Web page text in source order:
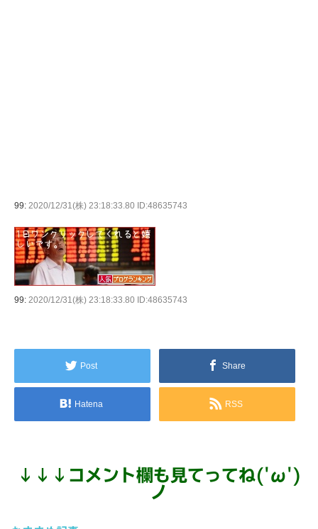
99: 2020/12/31(株) 23:18:33.80 ID:48635743
99: 2020/12/31(株) 23:18:33.80 ID:48635743
Post Share
Hatena RSS
↓ ↓ ↓ コメント欄も見てってね('ω')
ノ